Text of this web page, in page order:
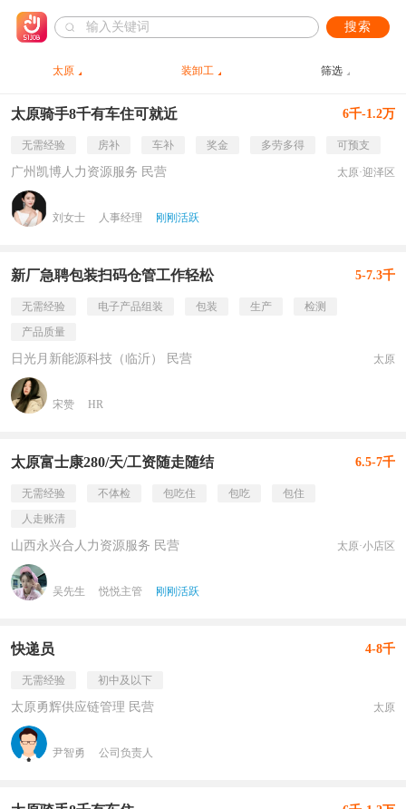
搜索
太原 装卸工 筛选
太原骑手8千有车住可就近 6千-1.2万
无需经验 房补 车补 奖金 多劳多得 可预支
广州凯博人力资源服务 民营 太原·迎泽区
刘女士 人事经理 刚刚活跃
新厂急聘包装扫码仓管工作轻松 5-7.3千
无需经验 电子产品组装 包装 生产
检测
产品质量
日光月新能源科技（临沂） 民营 太原
宋赞 HR
太原富士康280/天/工资随走随结 6.5-7千
无需经验 不体检 包吃住 包吃
包住
人走账清
山西永兴合人力资源服务 民营 太原·小店区
吴先生 悦悦主管 刚刚活跃
快递员 4-8千
无需经验 初中及以下
太原勇辉供应链管理 民营 太原
尹智勇 公司负责人